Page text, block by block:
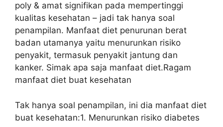
poly & amat signifikan pada mempertinggi
kualitas kesehatan – jadi tak hanya soal
penampilan. Manfaat diet penurunan berat
badan utamanya yaitu menurunkan risiko
penyakit, termasuk penyakit jantung dan
kanker. Simak apa saja manfaat diet.Ragam
manfaat diet buat kesehatan
Tak hanya soal penampilan, ini dia manfaat diet
buat kesehatan:1. Menurunkan risiko diabetes